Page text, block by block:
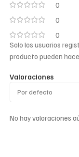
0
0
0
Valoraciones
No hay valoraciones
Solo los usuarios
producto pueden